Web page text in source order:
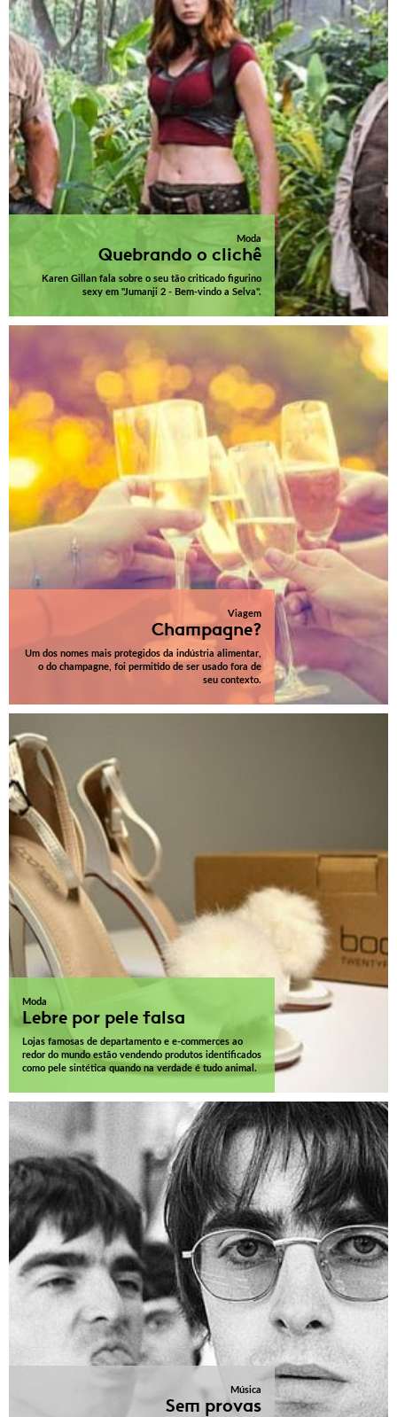
Moda
Quebrando o clichê
Karen Gillan fala sobre o seu tão criticado figurino
sexy em "Jumanji 2 - Bem-vindo a Selva".
Viagem
Champagne?
Um dos nomes mais protegidos da indústria alimentar,
o do champagne, foi permitido de ser usado fora de
seu contexto.
Moda
Lebre por pele falsa
Lojas famosas de departamento e e-commerces ao
redor do mundo estão vendendo produtos identificados
como pele sintética quando na verdade é tudo animal.
Música
Sem provas